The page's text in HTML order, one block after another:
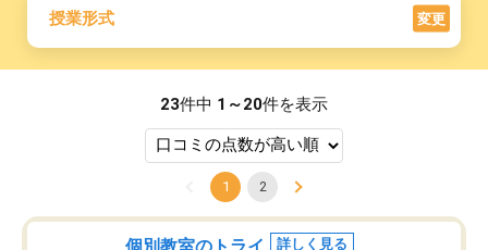
授業形式 変更
23件中 1～20件を表示
1 2
個別教室のトライ 詳しく見る